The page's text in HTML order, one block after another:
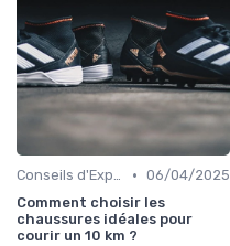
Conseils d'Experts • 06/04/2025
Comment choisir les
chaussures idéales pour
courir un 10 km ?